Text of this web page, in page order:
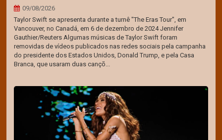
09/08/2026
Taylor Swift se apresenta durante a turnê "The Eras Tour", em
Vancouver, no Canadá, em 6 de dezembro de 2024 Jennifer
Gauthier/Reuters Algumas músicas de Taylor Swift foram
removidas de vídeos publicados nas redes sociais pela campanha
do presidente dos Estados Unidos, Donald Trump, e pela Casa
Branca, que usaram duas cançõ...